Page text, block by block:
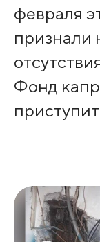
февраля
признали
Фонд